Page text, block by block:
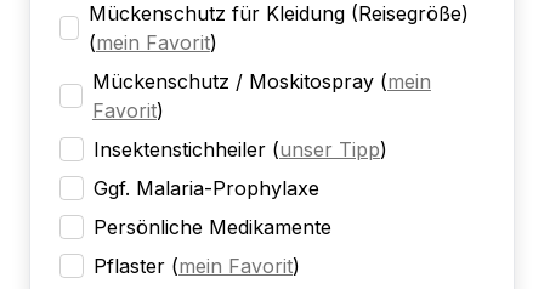
Mückenschutz für Kleidung (Reisegröße)
(mein Favorit)
Mückenschutz / Moskitospray (mein
Favorit)
Insektenstichheiler (unser Tipp)
Ggf. Malaria-Prophylaxe
Persönliche Medikamente
Pflaster (mein Favorit)